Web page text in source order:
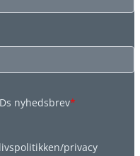
nyhedsbrev*
privacy